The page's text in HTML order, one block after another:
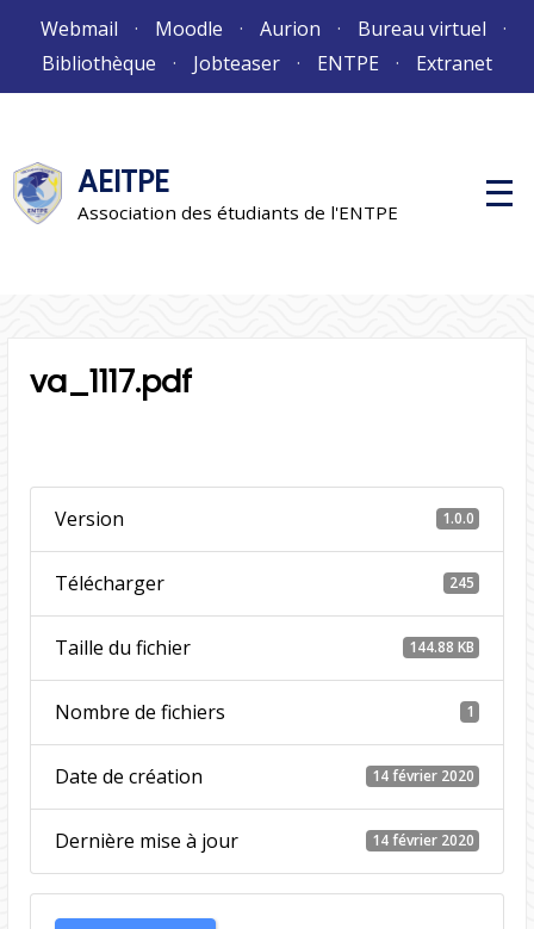
Webmail Moodle Aurion
Bureau virtuel
Bibliothèque
Jobteaser ENTPE Extranet
AEITPE
Association des étudiants de l'ENTPE
M
e
va_1117.pdf
Version 1.0.0
Télécharger 245
Taille du fichier 144.88 KB
Nombre de fichiers 1
Date de création 14 février 2020
Dernière mise à jour 14 février 2020